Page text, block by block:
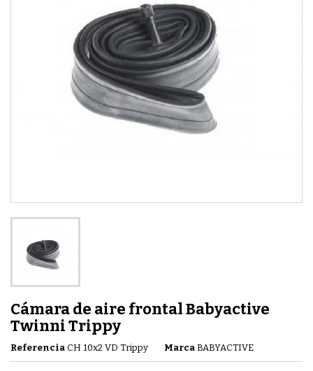
Cámara de aire frontal Babyactive
Twinni Trippy
Referencia CH 10x2 VD Trippy Marca BABYACTIVE